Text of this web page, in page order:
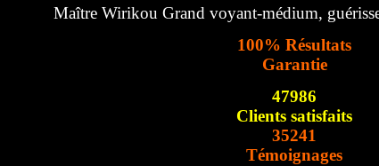
Maître Wirikou Grand voyant-médium,
100% Résultats
Garantie
47986
Clients satisfaits
35241
Témoignages